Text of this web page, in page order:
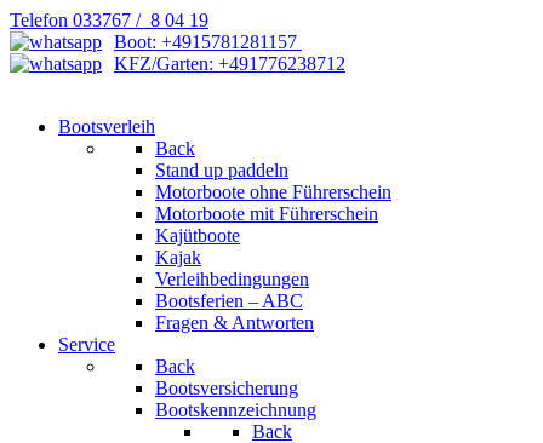
Telefon 033767 / 8 04 19
Boot: +4915781281157
KFZ/Garten: +491776238712
Bootsverleih
Back
Stand up paddeln
Motorboote ohne Führerschein
Motorboote mit Führerschein
Kajütboote
Kajak
Verleihbedingungen
Bootsferien – ABC
Fragen & Antworten
Service
Back
Bootsversicherung
Bootskennzeichnung
Back